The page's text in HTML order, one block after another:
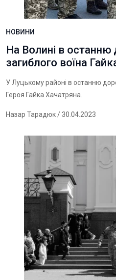
НОВИНИ
На Волині в останню
загиблого воїна
У Луцькому районі в останню
Героя Гайка Хачатряна.
Назар Тарадюк/ 30.04.2023